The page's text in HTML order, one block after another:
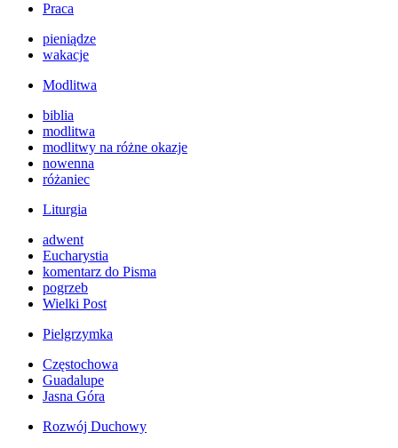
Praca
pieniądze
wakacje
Modlitwa
biblia
modlitwa
modlitwy na różne okazje
nowenna
różaniec
Liturgia
adwent
Eucharystia
komentarz do Pisma
pogrzeb
Wielki Post
Pielgrzymka
Częstochowa
Guadalupe
Jasna Góra
Rozwój Duchowy